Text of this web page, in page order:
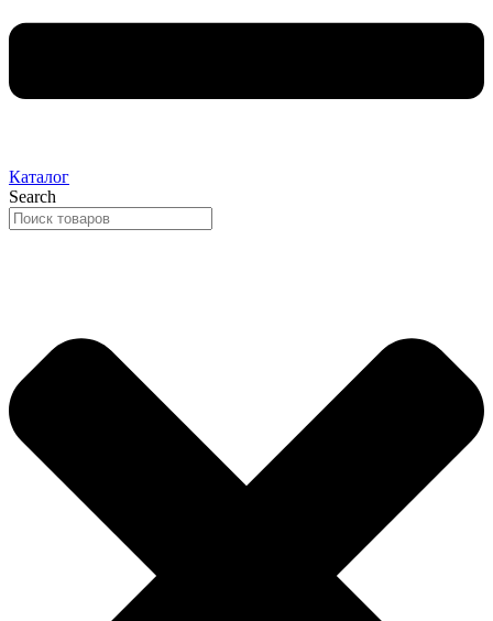
Каталог
Search